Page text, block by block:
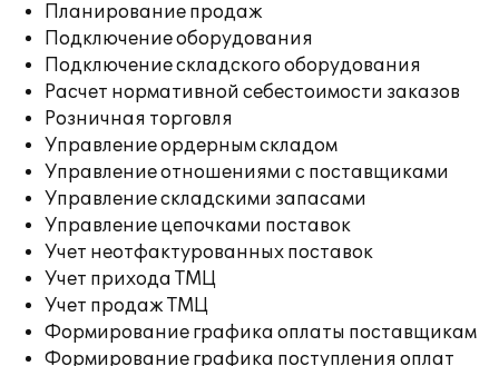
Планирование продаж
Подключение оборудования
Подключение складского оборудования
Расчет нормативной себестоимости заказов
Розничная торговля
Управление ордерным складом
Управление отношениями с поставщиками
Управление складскими запасами
Управление цепочками поставок
Учет неотфактурованных поставок
Учет прихода ТМЦ
Учет продаж ТМЦ
Формирование графика оплаты поставщикам
Формирование графика поступления оплат